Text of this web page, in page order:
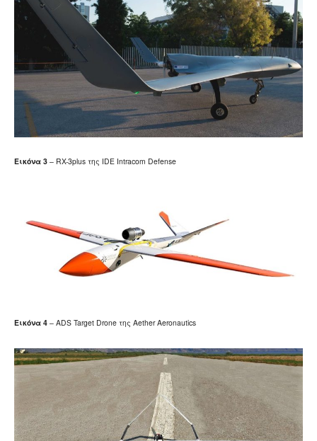
Εικόνα 3 – RX-3plus της IDE Intracom Defense
Εικόνα 4 – ADS Target Drone της Aether Aeronautics